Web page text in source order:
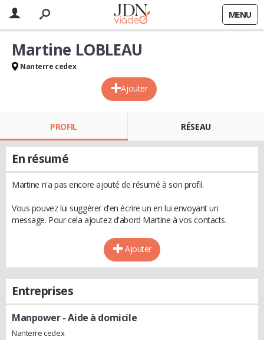
MENU
Ajouter
Martine LOBLEAU
Nanterre cedex
PROFIL RÉSEAU
En résumé
Martine n'a pas encore ajouté de résumé à son profil.
Vous pouvez lui suggérer d'en écrire un en lui envoyant un
message. Pour cela ajoutez d'abord Martine à vos contacts.
Ajouter
Entreprises
Manpower- Aide à domicile
Nanterre cedex